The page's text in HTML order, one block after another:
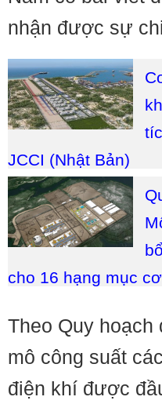
nhận được sự
JCCI (Nhật Bản)
cho 16 hạng mục
Theo Quy hoạch
mô công suất
điện khí được